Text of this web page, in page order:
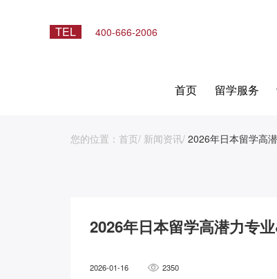
TEL 400-666-2006
首页 留学服务
您的位置： 首页/ 新闻资讯/ 2026年日本留学高
2026年日本留学高潜力专
2026-01-16 2350